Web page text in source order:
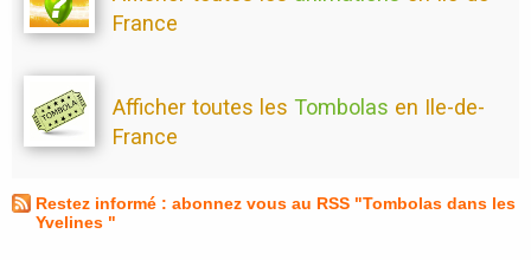
France
Afficher toutes les Tombolas en Ile-de-
France
Restez informé : abonnez vous au RSS "Tombolas dans les
Yvelines "